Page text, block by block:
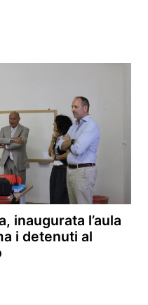
inaugurata l’aula
i detenuti al